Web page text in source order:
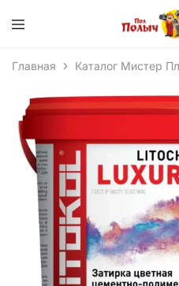
Главная Каталог Мистер